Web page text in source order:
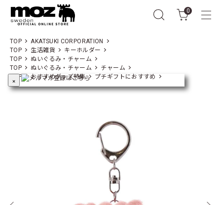
0
TOP
AKATSUKI CORPORATION
TOP
生活雑貨
キーホルダー
TOP
ぬいぐるみ・チャーム
TOP
ぬいぐるみ・チャーム
チャーム
TOP
おすすめグッズ特集 プチギフトにおすすめ
×